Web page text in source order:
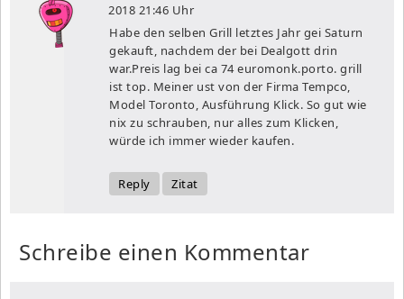
2018 21:46 Uhr
Habe den selben Grill letztes Jahr gei Saturn
gekauft, nachdem der bei Dealgott drin
war.Preis lag bei ca 74 euromonk.porto. grill
ist top. Meiner ust von der Firma Tempco,
Model Toronto, Ausführung Klick. So gut wie
nix zu schrauben, nur alles zum Klicken,
würde ich immer wieder kaufen.
Reply Zitat
Schreibe einen Kommentar